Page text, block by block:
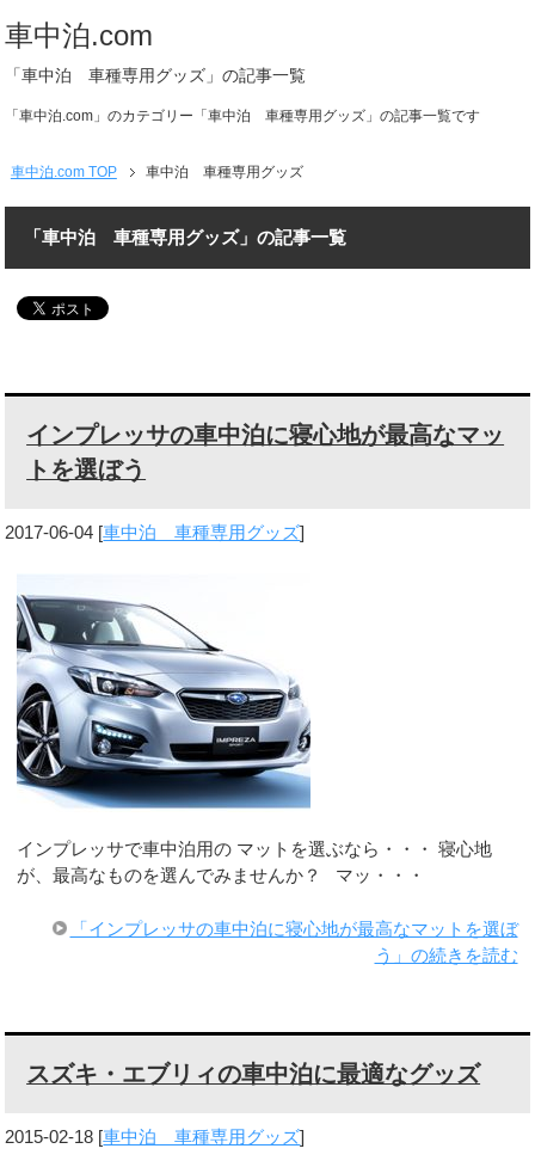
車中泊.com
「車中泊 車種専用グッズ」の記事一覧
「車中泊.com」のカテゴリー「車中泊 車種専用グッズ」の記事一覧です
車中泊.com TOP 車中泊 車種専用グッズ
「車中泊 車種専用グッズ」の記事一覧
インプレッサの車中泊に寝心地が最高なマッ
トを選ぼう
2017-06-04 [車中泊 車種専用グッズ]
インプレッサで車中泊用の マットを選ぶなら・・・ 寝心地
が、最高なものを選んでみませんか？ マッ・・・
「インプレッサの車中泊に寝心地が最高なマットを選ぼ
う」の続きを読む
スズキ・エブリィの車中泊に最適なグッズ
2015-02-18 [車中泊 車種専用グッズ]